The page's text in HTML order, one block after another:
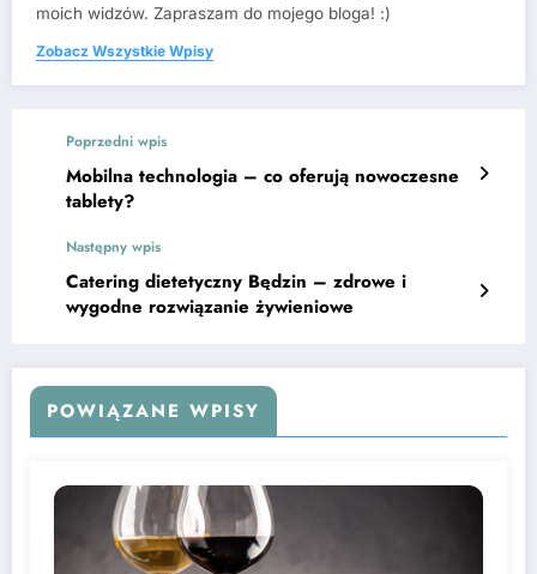
moich widzów. Zapraszam do mojego bloga! :)
Zobacz Wszystkie Wpisy
Poprzedni wpis
Mobilna technologia – co oferują nowoczesne
tablety?
Następny wpis
Catering dietetyczny Będzin – zdrowe i
wygodne rozwiązanie żywieniowe
POWIĄZANE WPISY